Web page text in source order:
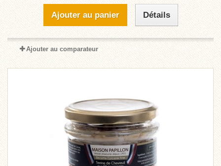
Ajouter au panier Détails
Ajouter au comparateur